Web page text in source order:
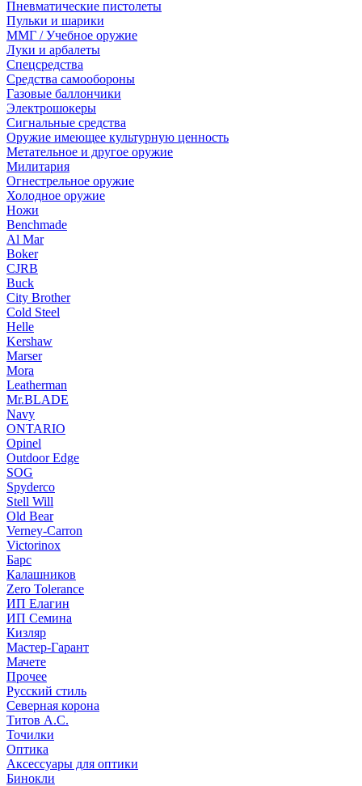
Пневматические пистолеты
Пульки и шарики
ММГ / Учебное оружие
Луки и арбалеты
Спецсредства
Средства самообороны
Газовые баллончики
Электрошокеры
Сигнальные средства
Оружие имеющее культурную ценность
Метательное и другое оружие
Милитария
Огнестрельное оружие
Холодное оружие
Ножи
Benchmade
Al Mar
Boker
CJRB
Buck
City Brother
Cold Steel
Helle
Kershaw
Marser
Mora
Leatherman
Mr.BLADE
Navy
ONTARIO
Opinel
Outdoor Edge
SOG
Spyderco
Stell Will
Old Bear
Verney-Carron
Victorinox
Барс
Калашников
Zero Tolerance
ИП Елагин
ИП Семина
Кизляр
Мастер-Гарант
Мачете
Прочее
Русский стиль
Северная корона
Титов А.С.
Точилки
Оптика
Аксессуары для оптики
Бинокли